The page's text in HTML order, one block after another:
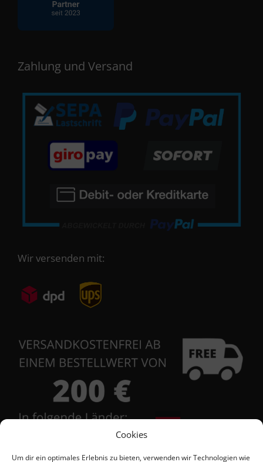
Cookies
Um dir ein optimales Erlebnis zu bieten, verwenden wir Technologien wie
Zahlung und Versand
Wir versenden mit: